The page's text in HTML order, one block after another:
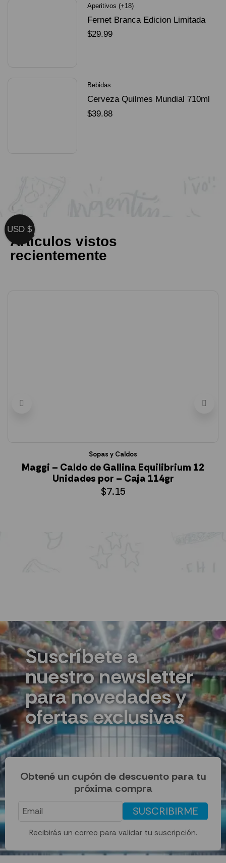
Aperitivos (+18)
Fernet Branca Edicion Limitada
Dorado Mundial
$29.99
Bebidas
Cerveza Quilmes Mundial 710ml
packX4
$39.88
Artículos vistos
recientemente
Sopas y Caldos
Maggi – Caldo de Gallina Equilibrium 12
Unidades por – Caja 114gr
$7.15
Suscríbete a
nuestro newsletter
para novedades y
ofertas exclusivas
Obtené un cupón de descuento para tu
próxima compra
SUSCRIBIRME
Recibirás un correo para validar tu suscripción.
USD $